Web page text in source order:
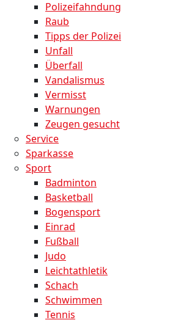
Polizeifahndung
Raub
Tipps der Polizei
Unfall
Überfall
Vandalismus
Vermisst
Warnungen
Zeugen gesucht
Service
Sparkasse
Sport
Badminton
Basketball
Bogensport
Einrad
Fußball
Judo
Leichtathletik
Schach
Schwimmen
Tennis